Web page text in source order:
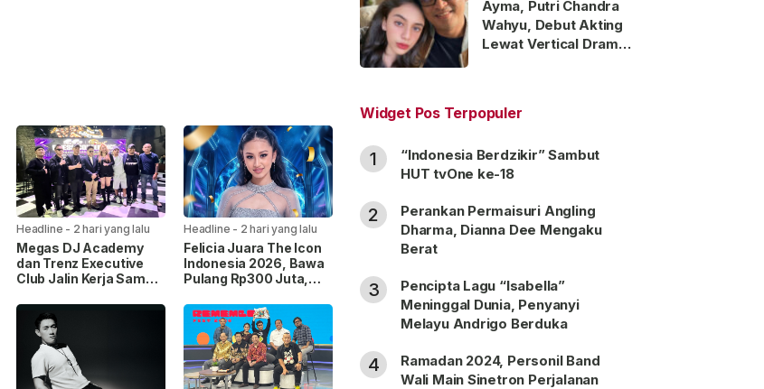
Headline - 2 hari yang lalu
Megas DJ Academy
dan Trenz Executive
Club Jalin Kerja Sama,
DJ Profesional
Headline - 2 hari yang lalu
Felicia Juara The Icon
Indonesia 2026, Bawa
Pulang Rp300 Juta,
Kontrak Rekaman
Ayma, Putri Chandra
Wahyu, Debut Akting
Lewat Vertical Drama
Widget Pos Terpopuler
1
“Indonesia Berdzikir” Sambut
HUT tvOne ke-18
2
Perankan Permaisuri Angling
Dharma, Dianna Dee Mengaku
Berat
3
Pencipta Lagu “Isabella”
Meninggal Dunia, Penyanyi
Melayu Andrigo Berduka
4
Ramadan 2024, Personil Band
Wali Main Sinetron Perjalanan